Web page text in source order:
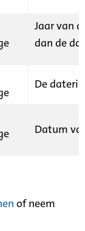
Jaar van
dan de
De
Datum
of neem